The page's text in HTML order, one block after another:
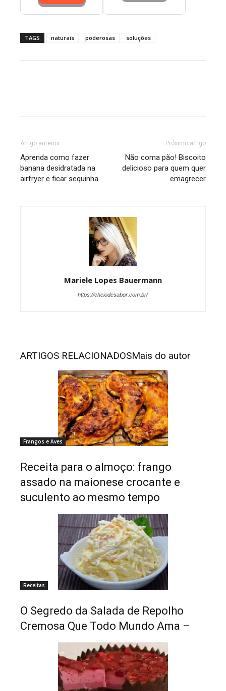
TAGS naturais poderosas soluções
Artigo anterior
Aprenda como fazer
banana desidratada na
airfryer e ficar sequinha
Próximo artigo
Não coma pão! Biscoito
delicioso para quem quer
emagrecer
Mariele Lopes Bauermann
https://cheiodesabor.com.br/
ARTIGOS RELACIONADOSMais do autor
Frangos e Aves
Receita para o almoço: frango
assado na maionese crocante e
suculento ao mesmo tempo
Receitas
O Segredo da Salada de Repolho
Cremosa Que Todo Mundo Ama –